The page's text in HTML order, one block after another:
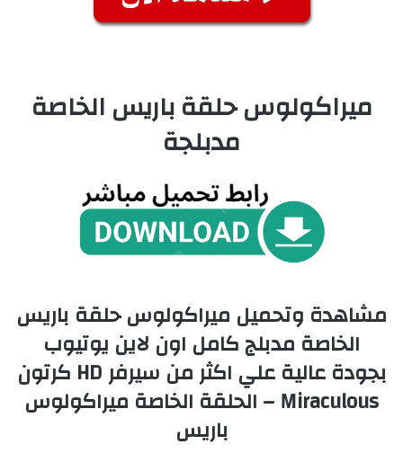
ميراكولوس حلقة باريس الخاصة
مدبلجة
مشاهدة وتحميل ميراكولوس حلقة باريس
الخاصة مدبلج كامل اون لاين يوتيوب
بجودة عالية علي اكثر من سيرفر HD كرتون
Miraculous – الحلقة الخاصة ميراكولوس
باريس